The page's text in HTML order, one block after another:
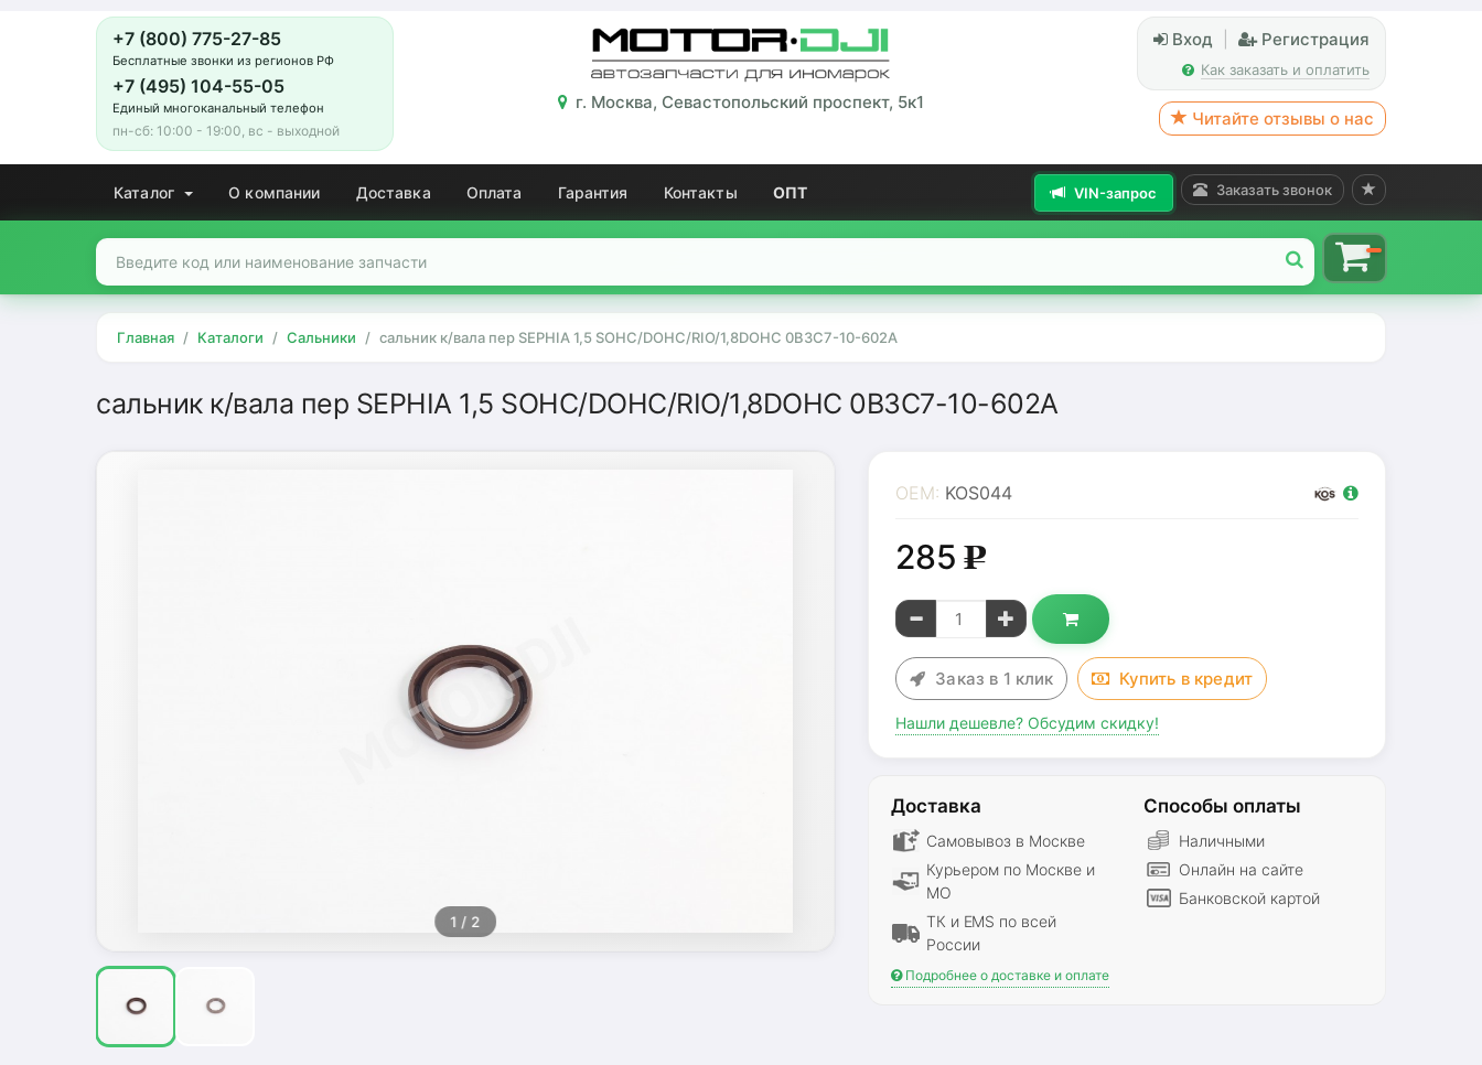
+7 (800) 775-27-85
Бесплатные звонки из регионов РФ
+7 (495) 104-55-05
Единый многоканальный телефон
пн-сб: 10:00 - 19:00, вс - выходной
г. Москва, Севастопольский проспект, 5к1
Вход Регистрация
Как заказать и оплатить
Читайте отзывы о нас
Каталог О компании Доставка Оплата Гарантия Контакты ОПТ Заказать звонок
VIN-запрос
Главная Каталоги Сальники сальник к/вала пер SEPHIA 1,5 SOHC/DOHC/RIO/1,8DOHC 0B3C7-10-602A
сальник к/вала пер SEPHIA 1,5 SOHC/DOHC/RIO/1,8DOHC 0B3C7-10-602A
1 / 2
OEM: KOS044
285g
Заказ в 1 клик Купить вкредит
Нашли дешевле? Обсудим скидку!
Доставка
Самовывоз в Москве
Курьером по Москве и
МО
ТК и EMS по всей
России
Способы оплаты
Наличными
Онлайн на сайте
Банковской картой
Подробнее о доставке и оплате